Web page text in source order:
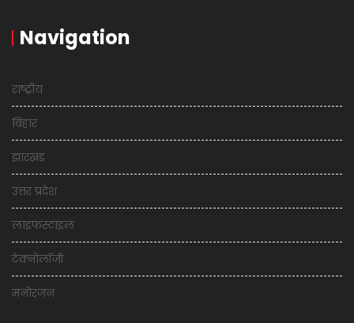
Navigation
राष्ट्रीय
बिहार
झारखंड
उत्तर प्रदेश
लाइफस्टाइल
टेक्नोलॉजी
मनोरंजन